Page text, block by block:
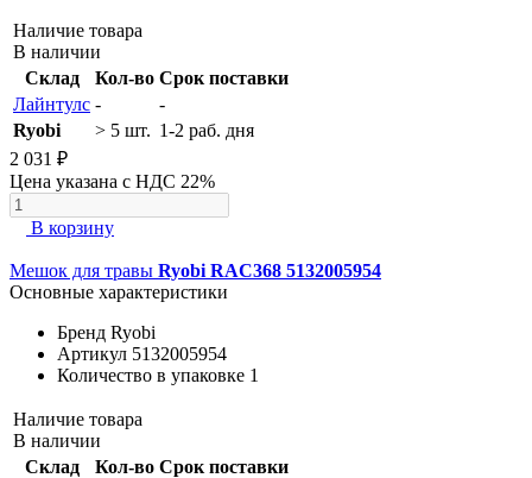
Наличие товара
В наличии
Склад
Кол-во Срок поставки
Лайнтулс -
-
Ryobi
> 5 шт. 1-2 раб. дня
2 031 ₽
Цена указана с НДС 22%
В корзину
Мешок для травы Ryobi RAC368 5132005954
Основные характеристики
Бренд Ryobi
Артикул 5132005954
Количество в упаковке 1
Наличие товара
В наличии
Склад
Кол-во Срок поставки